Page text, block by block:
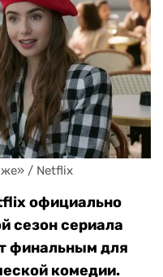
/ Netflix
официально
сезон сериала
финальным для
комедии.